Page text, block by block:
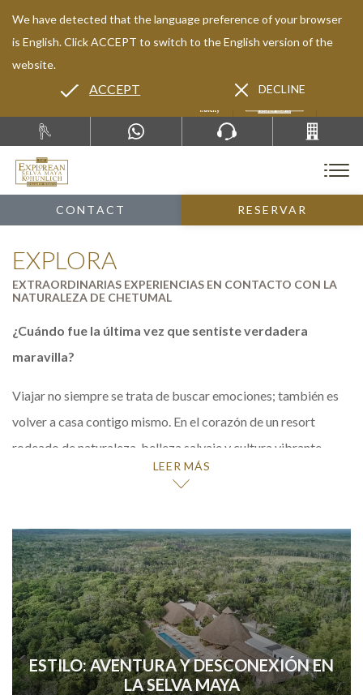
CONTACT RESERVAR
We have detected that the language preference of your browser
is English. Click ACCEPT to switch to the English version of the
website.
ACCEPT DECLINE
EXPLORA
EXTRAORDINARIAS EXPERIENCIAS EN CONTACTO CON LA
NATURALEZA DE CHETUMAL
¿Cuándo fue la última vez que sentiste verdadera
maravilla?
Viajar no siempre se trata de buscar emociones; también es
volver a casa contigo mismo. En el corazón de un resort
rodeado de naturaleza, belleza salvaje y cultura vibrante,
descubrirás algo poco común: quietud, conexión y asombro.
tierra y siente el pulso de la vida en su forma más pura. Esto
no es solo un viaje: es un regreso a lo que realmente importa.
No es una escapada: es un retorno. Al asombro. A la
tranquilidad. Al alma del mundo.
Déjate llevar por el flujo: las condiciones de la selva pueden
cambiar, y la adaptabilidad es parte de la aventura.
LEER MÁS
ESTILO: AVENTURA Y DESCONEXIÓN EN
LA SELVA MAYA